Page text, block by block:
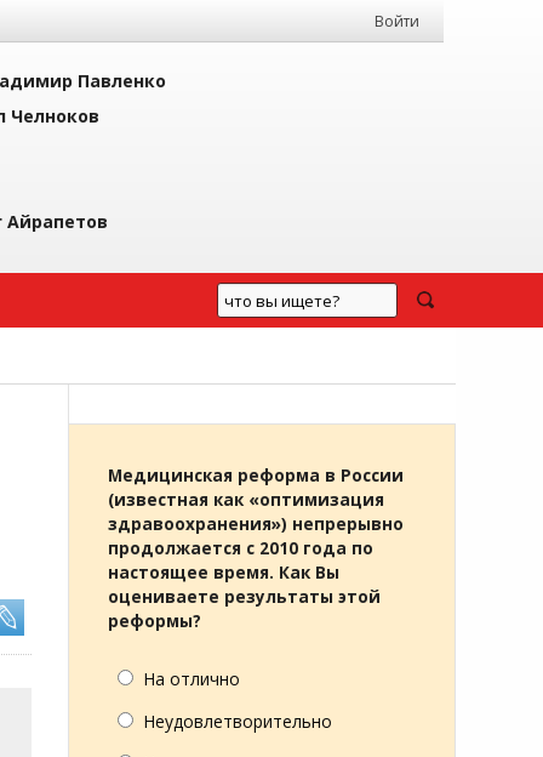
Войти
Павленко
Челноков
Айрапетов
Медицинская реформа в России
(известная как «оптимизация
здравоохранения») непрерывно
продолжается с 2010 года по
настоящее время. Как Вы
оцениваете результаты этой
реформы?
На отлично
Неудовлетворительно